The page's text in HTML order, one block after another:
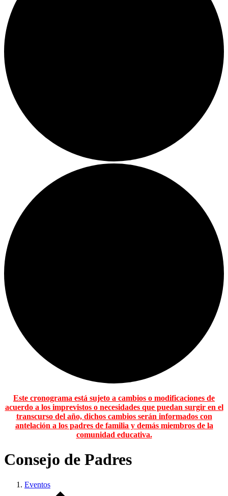
Este cronograma está sujeto a cambios o modificaciones de
acuerdo a los imprevistos o necesidades que puedan surgir en el
transcurso del año, dichos cambios serán informados con
antelación a los padres de familia y demás miembros de la
comunidad educativa.
Consejo de Padres
Eventos